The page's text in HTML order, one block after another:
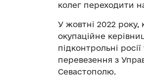
колег переходити
У жовтні 2022 року,
окупаційне
підконтрольні
перевезення з
Севастополю.